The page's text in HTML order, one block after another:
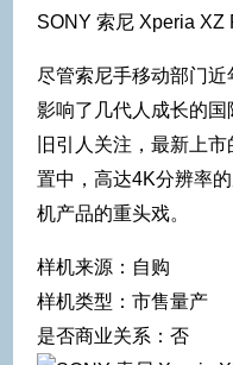
SONY 索尼 Xperia XZ
尽管索尼手移动部门
影响了几代人成长的
旧引人关注，最新上
置中，高达4K分辨率
机产品的重头戏。
样机来源：自购
样机类型：市售量产
是否商业关系：否